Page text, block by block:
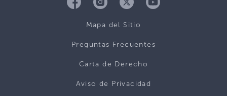
Mapa del Sitio
Preguntas Frecuentes
Carta de Derecho
Aviso de Privacidad